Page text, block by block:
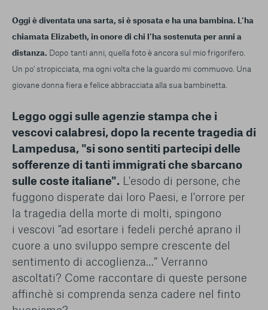
Oggi è diventata una sarta, si è sposata e ha una bambina. L'ha
chiamata Elizabeth, in onore di chi l'ha sostenuta per anni a
distanza. Dopo tanti anni, quella foto è ancora sul mio frigorifero.
Un po' stropicciata, ma ogni volta che la guardo mi commuovo. Una
giovane donna fiera e felice abbracciata alla sua bambinetta.
Leggo oggi sulle agenzie stampa che i
vescovi calabresi, dopo la recente tragedia di
Lampedusa, "si sono sentiti partecipi delle
sofferenze di tanti immigrati che sbarcano
sulle coste italiane". L'esodo di persone, che
fuggono disperate dai loro Paesi, e l'orrore per
la tragedia della morte di molti, spingono
i vescovi "ad esortare i fedeli perché aprano il
cuore a uno sviluppo sempre crescente del
sentimento di accoglienza…” Verranno
ascoltati? Come raccontare di queste persone
affinchè si comprenda senza cadere nel finto